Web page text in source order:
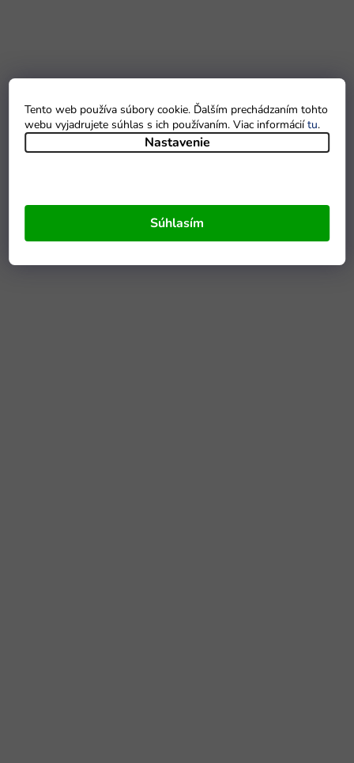
Tento web používa súbory cookie. Ďalším prechádzaním tohto
webu vyjadrujete súhlas s ich používaním. Viac informáciítu.
Nastavenie
Súhlasím